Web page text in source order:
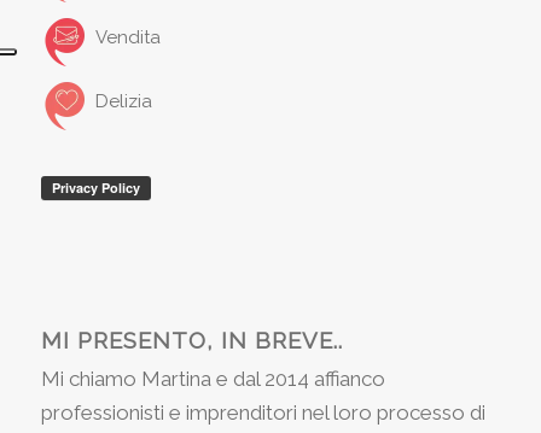
Vendita
Delizia
MI PRESENTO, IN BREVE..
Mi chiamo Martina e dal 2014 affianco
professionisti e imprenditori nel loro processo di